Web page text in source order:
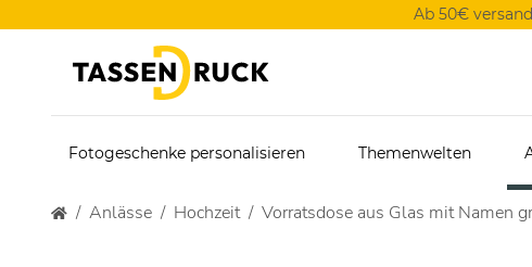
Ab 50€
Fotogeschenke personalisieren Themenwelten
Anlässe Hochzeit Vorratsdose aus Glas mit Namen